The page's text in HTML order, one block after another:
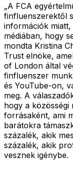
„A FCA
finfluenszerektől
információk miatt,
médiában, hogy
mondta Kristina
Trust elnöke,
of London által
finfluenszer
és YouTube-on,
meg. A
hogy a közösségi
forrásaként, ami
barátokra
százalék, akik
százalék, akik
vesznek igénybe.